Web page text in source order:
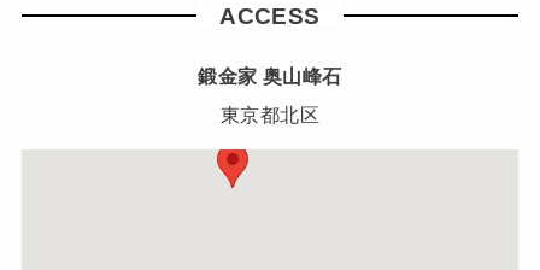
ACCESS
鍛金家 奥山峰石
東京都北区